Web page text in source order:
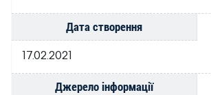
Дата створення
17.02.2021
Джерело інформації